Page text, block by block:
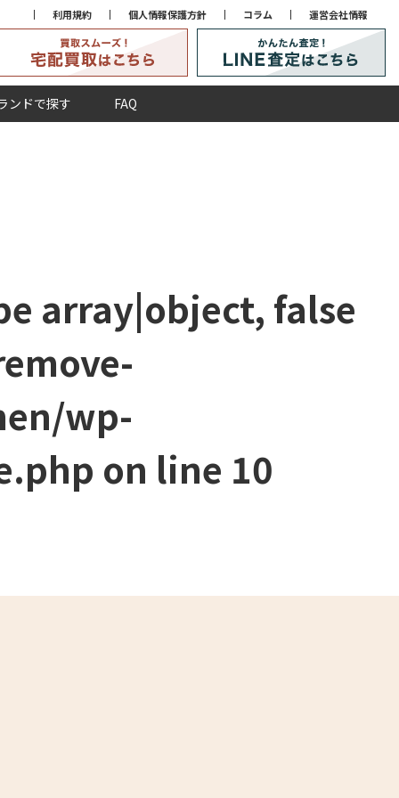
利用規約 個人情報保護方針 コラム 運営会社情報
ンドで探す FAQ
array|object, false
wp-
on line 10